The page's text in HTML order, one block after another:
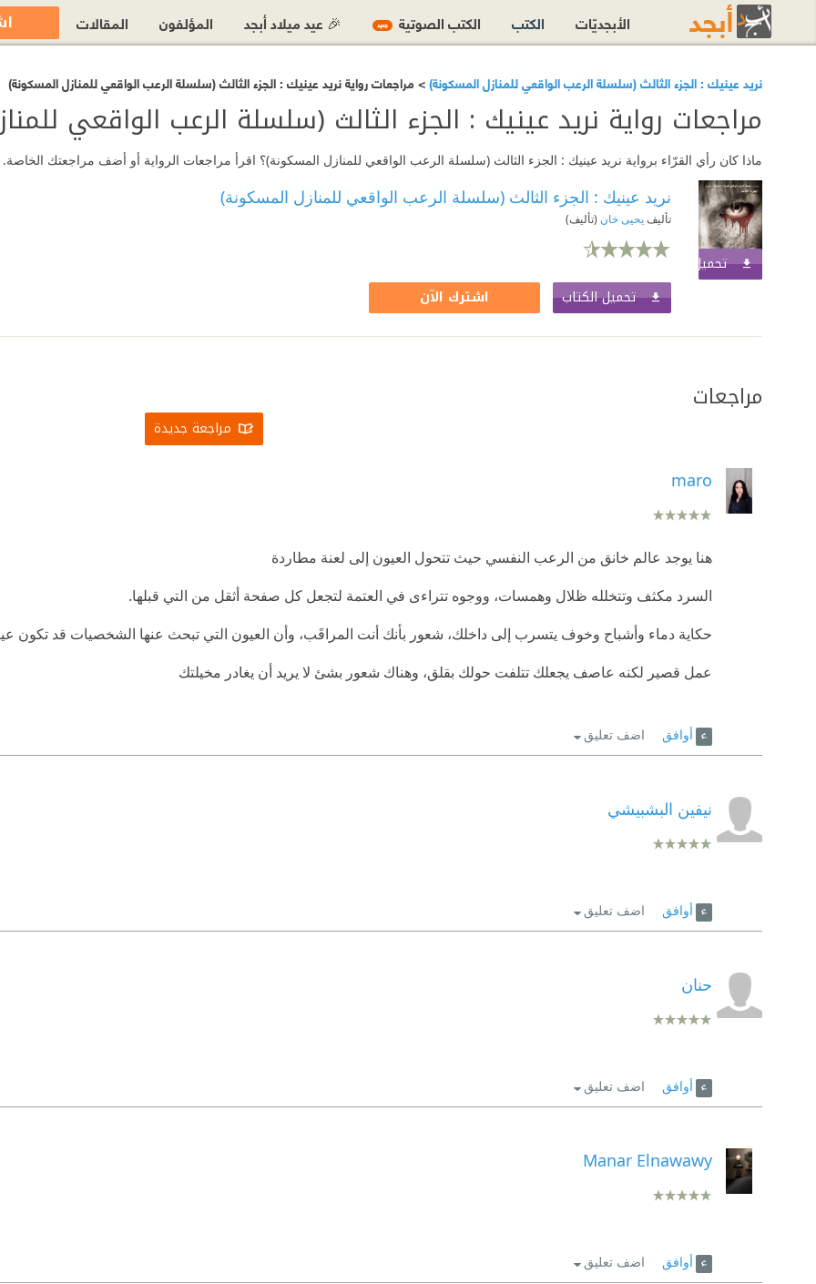
نريد عينيك : الجزء الثالث (سلسلة الرعب الواقعي للمنازل المسكونة)> مراجعات رواية نريد عينيك : الجزء الثالث (سلسلة الرعب الواقعي للمنازل المسكونة)
مراجعات رواية نريد عينيك : الجزء الثالث (سلسلة الرعب الواقعي
ماذا كان رأي القرّاء برواية نريد عينيك : الجزء الثالث (سلسلة الرعب الواقعي للمنازل المسكونة)؟ اقرأ مراجعات الرواية أو أضف مراجعتك الخاصة.
تحميل الكتاب اشترك الآن
نريد عينيك : الجزء الثالث (سلسلة الرعب الواقعي للمنازل المسكونة)
تأليفيحيى خان (تأليف)
تحميل الكتاب اشترك الآن
مراجعات
مراجعة جديدة
maro
هنا يوجد عالم خانق من الرعب النفسي حيث تتحول العيون إلى لعنة مطاردة
السرد مكثف وتتخلله ظلال وهمسات، ووجوه تتراءى في العتمة لتجعل كل صفحة أثقل من التي قبلها.
حكاية دماء وأشباح وخوف يتسرب إلى داخلك، شعور بأنك أنت المراقَب، وأن العيون التي تبحث عنها الشخصيات قد تكون
عمل قصير لكنه عاصف يجعلك تتلفت حولك بقلق، وهناك شعور بشئ لا يريد أن يغادر مخيلتك
أوافق اضف تعليق
نيفين البشبيشي
أوافق اضف تعليق
حنان
أوافق اضف تعليق
Manar Elnawawy
أوافق اضف تعليق
الأبجديّات الكتب الكتب الصوتية جديد 🎉 عيد ميلاد أبجد المؤلفون المقالات